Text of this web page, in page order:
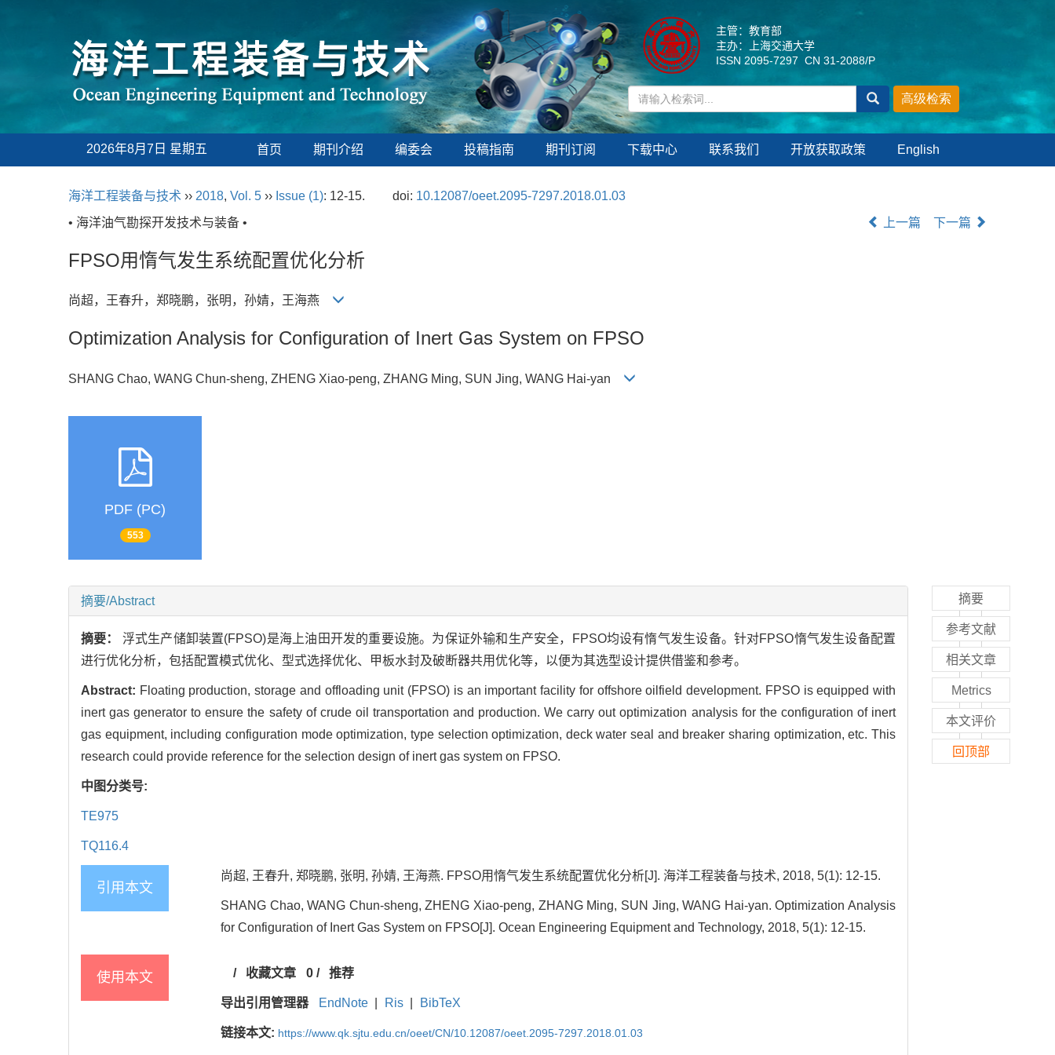
主管：教育部
主办：上海交通大学
ISSN 2095-7297 CN 31-2088/P
2026年8月7日 星期五 首页 期刊介绍 编委会 投稿指南 期刊订阅 下载中心 联系我们 开放获取政策 English
海洋工程装备与技术 ›› 2018, Vol. 5 ›› Issue (1): 12-15. doi: 10.12087/oeet.2095-7297.2018.01.03
• 海洋油气勘探开发技术与装备 •
上一篇 下一篇
FPSO用惰气发生系统配置优化分析
尚超，王春升，郑晓鹏，张明，孙婧，王海燕
Optimization Analysis for Configuration of Inert Gas System on FPSO
SHANG Chao, WANG Chun-sheng, ZHENG Xiao-peng, ZHANG Ming, SUN Jing, WANG Hai-yan
PDF (PC)
553
摘要/Abstract
摘要： 浮式生产储卸装置(FPSO)是海上油田开发的重要设施。为保证外输和生产安全，FPSO均设有惰气发生设备。针对FPSO惰气发生设备配置
进行优化分析，包括配置模式优化、型式选择优化、甲板水封及破断器共用优化等，以便为其选型设计提供借鉴和参考。
Abstract: Floating production, storage and offloading unit (FPSO) is an important facility for offshore oilfield development. FPSO is equipped with
inert gas generator to ensure the safety of crude oil transportation and production. We carry out optimization analysis for the configuration of inert
gas equipment, including configuration mode optimization, type selection optimization, deck water seal and breaker sharing optimization, etc. This
research could provide reference for the selection design of inert gas system on FPSO.
中图分类号:
TE975
TQ116.4
引用本文
尚超, 王春升, 郑晓鹏, 张明, 孙婧, 王海燕. FPSO用惰气发生系统配置优化分析[J]. 海洋工程装备与技术, 2018, 5(1): 12-15.
SHANG Chao, WANG Chun-sheng, ZHENG Xiao-peng, ZHANG Ming, SUN Jing, WANG Hai-yan. Optimization Analysis
for Configuration of Inert Gas System on FPSO[J]. Ocean Engineering Equipment and Technology, 2018, 5(1): 12-15.
使用本文 / 收藏文章 0/ 推荐
导出引用管理器 EndNote Ris BibTeX
链接本文: https://www.qk.sjtu.edu.cn/oeet/CN/10.12087/oeet.2095-7297.2018.01.03
摘要
参考文献
相关文章
Metrics
本文评价
回顶部